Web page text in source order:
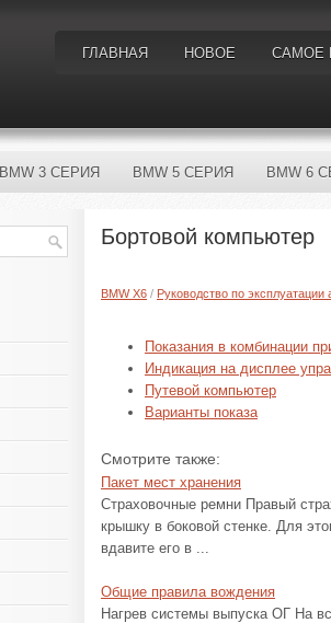
ГЛАВНАЯ НОВОЕ САМОЕ
BMW 3 СЕРИЯ BMW 5 СЕРИЯ BMW 6
Бортовой компьютер
BMW X6 / Руководство по эксплуатации
Показания в комбинации
Индикация на дисплее
Путевой компьютер
Варианты показа
Смотрите также:
Пакет мест хранения
Страховочные ремни Правый
крышку в боковой стенке. Для
вдавите его в ...
Общие правила вождения
Нагрев системы выпуска ОГ На